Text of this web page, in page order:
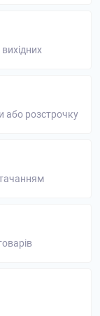
або розстрочку